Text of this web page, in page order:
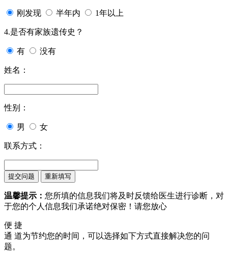
刚发现 半年内 1年以上
4.是否有家族遗传史？
有 没有
姓名：
性别：
男 女
联系方式：
温馨提示： 您所填的信息我们将及时反馈给医生进行诊断，对
于您的个人信息我们承诺绝对保密！请您放心
便 捷
通 道为节约您的时间，可以选择如下方式直接解决您的问
题。